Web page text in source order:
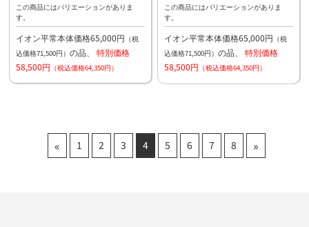
この商品にはバリエーションがありま
す。
イオン平常本体価格65,000円 （税
込価格71,500円） の品、 特別価格
58,500円 （税込価格64,350円）
この商品にはバリエーションがありま
す。
イオン平常本体価格65,000円 （税
込価格71,500円） の品、 特別価格
58,500円 （税込価格64,350円）
« 1 2 3 4 5 6 7 8 »